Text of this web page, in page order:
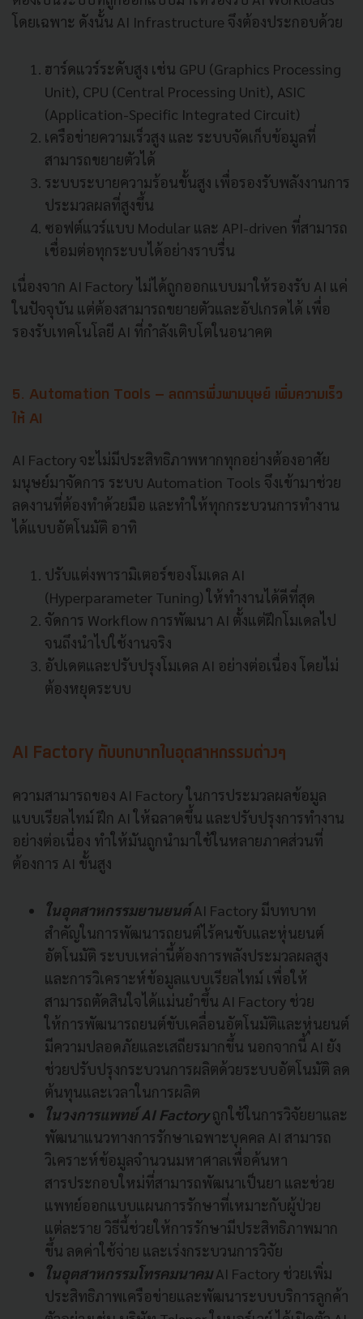
โดยเฉพาะ ดังนั้น AI Infrastructure จึงต้องประกอบด้วย
ฮาร์ดแวร์ระดับสูง เช่น GPU (Graphics Processing
Unit), CPU (Central Processing Unit), ASIC
(Application-Specific Integrated Circuit)
เครือข่ายความเร็วสูง และ ระบบจัดเก็บข้อมูลที่
สามารถขยายตัวได้
ระบบระบายความร้อนขั้นสูง เพื่อรองรับพลังงานการ
ประมวลผลที่สูงขึ้น
ซอฟต์แวร์แบบ Modular และ API-driven ที่สามารถ
เชื่อมต่อทุกระบบได้อย่างราบรื่น
เนื่องจาก AI Factory ไม่ได้ถูกออกแบบมาให้รองรับ AI แค่
ในปัจจุบัน แต่ต้องสามารถขยายตัวและอัปเกรดได้ เพื่อ
รองรับเทคโนโลยี AI ที่กำลังเติบโตในอนาคต
5. Automation Tools – ลดการพึ่งพามนุษย์ เพิ่มความเร็ว
ให้ AI
AI Factory จะไม่มีประสิทธิภาพหากทุกอย่างต้องอาศัย
มนุษย์มาจัดการ ระบบ Automation Tools จึงเข้ามาช่วย
ลดงานที่ต้องทำด้วยมือ และทำให้ทุกกระบวนการทำงาน
ได้แบบอัตโนมัติ อาทิ
ปรับแต่งพารามิเตอร์ของโมเดล AI
(Hyperparameter Tuning) ให้ทำงานได้ดีที่สุด
จัดการ Workflow การพัฒนา AI ตั้งแต่ฝึกโมเดลไป
จนถึงนำไปใช้งานจริง
อัปเดตและปรับปรุงโมเดล AI อย่างต่อเนื่อง โดยไม่
ต้องหยุดระบบ
AI Factory กับบทบาทในอุตสาหกรรมต่างๆ
ความสามารถของ AI Factory ในการประมวลผลข้อมูล
แบบเรียลไทม์ ฝึก AI ให้ฉลาดขึ้น และปรับปรุงการทำงาน
อย่างต่อเนื่อง ทำให้มันถูกนำมาใช้ในหลายภาคส่วนที่
ต้องการ AI ขั้นสูง
ในอุตสาหกรรมยานยนต์AI Factory มีบทบาท
สำคัญในการพัฒนารถยนต์ไร้คนขับและหุ่นยนต์
อัตโนมัติ ระบบเหล่านี้ต้องการพลังประมวลผลสูง
และการวิเคราะห์ข้อมูลแบบเรียลไทม์ เพื่อให้
สามารถตัดสินใจได้แม่นยำขึ้น AI Factory ช่วย
ให้การพัฒนารถยนต์ขับเคลื่อนอัตโนมัติและหุ่นยนต์
มีความปลอดภัยและเสถียรมากขึ้น นอกจากนี้ AI ยัง
ช่วยปรับปรุงกระบวนการผลิตด้วยระบบอัตโนมัติ ลด
ต้นทุนและเวลาในการผลิต
ในวงการแพทย์ AI Factoryถูกใช้ในการวิจัยยาและ
พัฒนาแนวทางการรักษาเฉพาะบุคคล AI สามารถ
วิเคราะห์ข้อมูลจำนวนมหาศาลเพื่อค้นหา
สารประกอบใหม่ที่สามารถพัฒนาเป็นยา และช่วย
แพทย์ออกแบบแผนการรักษาที่เหมาะกับผู้ป่วย
แต่ละราย วิธีนี้ช่วยให้การรักษามีประสิทธิภาพมาก
ขึ้น ลดค่าใช้จ่าย และเร่งกระบวนการวิจัย
ในอุตสาหกรรมโทรคมนาคมAI Factory ช่วยเพิ่ม
ประสิทธิภาพเครือข่ายและพัฒนาระบบบริการลูกค้า